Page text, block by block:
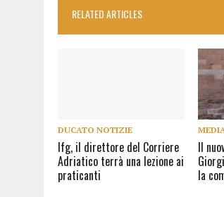
RELATED ARTICLES
DUCATO NOTIZIE
Ifg, il direttore del Corriere
Adriatico terrà una lezione ai
praticanti
Il
la